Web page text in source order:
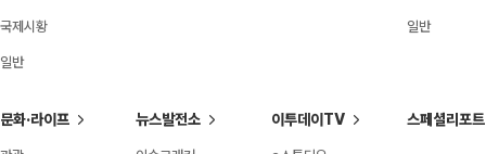
국제시황
일반
일반
문화·라이프 뉴스발전소 이투데이TV 스페셜리포트